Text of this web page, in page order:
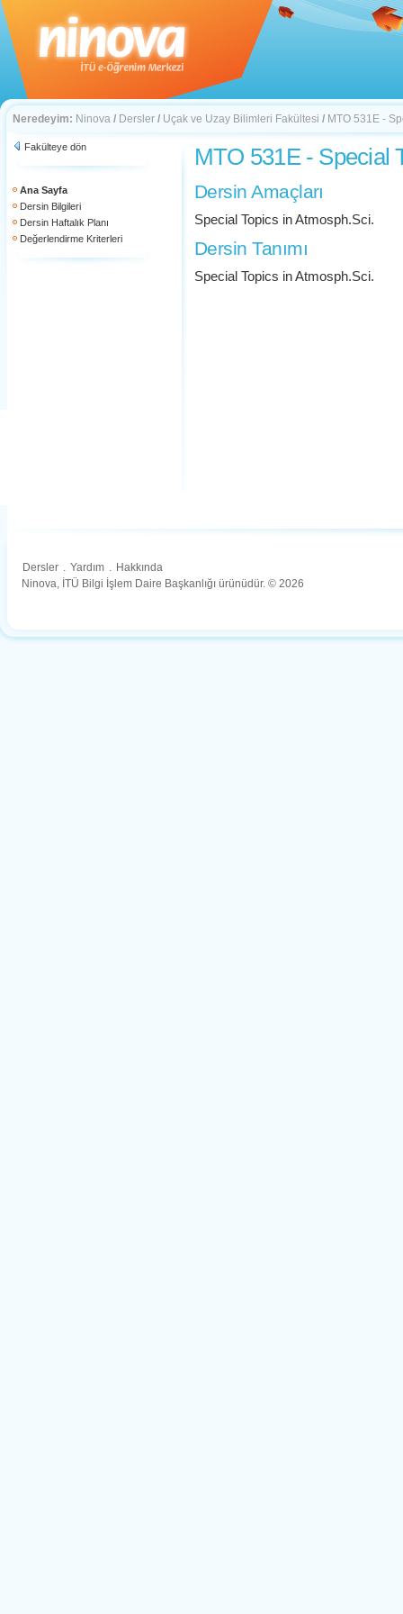
Neredeyim: Ninova / Dersler / Uçak ve Uzay Bilimleri Fakültesi / MTO 531E -
Fakülteye dön
Ana Sayfa
Dersin Bilgileri
Dersin Haftalık Planı
Değerlendirme Kriterleri
MTO 531E - Special
Dersin Amaçları
Special Topics in Atmosph.Sci.
Dersin Tanımı
Special Topics in Atmosph.Sci.
Dersler . Yardım . Hakkında
Ninova, İTÜ Bilgi İşlem Daire Başkanlığı ürünüdür. © 2026